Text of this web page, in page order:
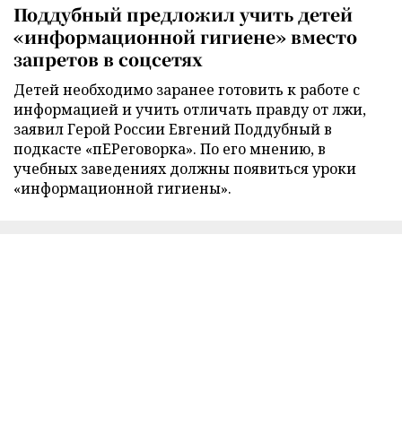
Поддубный предложил учить детей
«информационной гигиене» вместо
запретов в соцсетях
Детей необходимо заранее готовить к работе с
информацией и учить отличать правду от лжи,
заявил Герой России Евгений Поддубный в
подкасте «пЕРеговорка». По его мнению, в
учебных заведениях должны появиться уроки
«информационной гигиены».